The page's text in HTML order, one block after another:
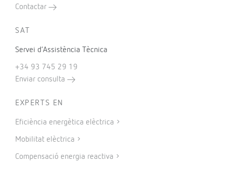
Contactar
SAT
Servei d’Assistència Tècnica
+34 93 745 29 19
Enviar consulta
EXPERTS EN
Eficiència energètica elèctrica
Mobilitat elèctrica
Compensació energia reactiva